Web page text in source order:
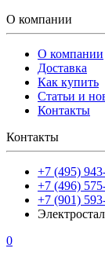
О компании
О компании
Доставка
Как купить
Статьи и
Контакты
Контакты
+7 (495)
+7 (496)
+7 (901)
0